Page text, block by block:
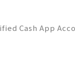
Cash App
Cash